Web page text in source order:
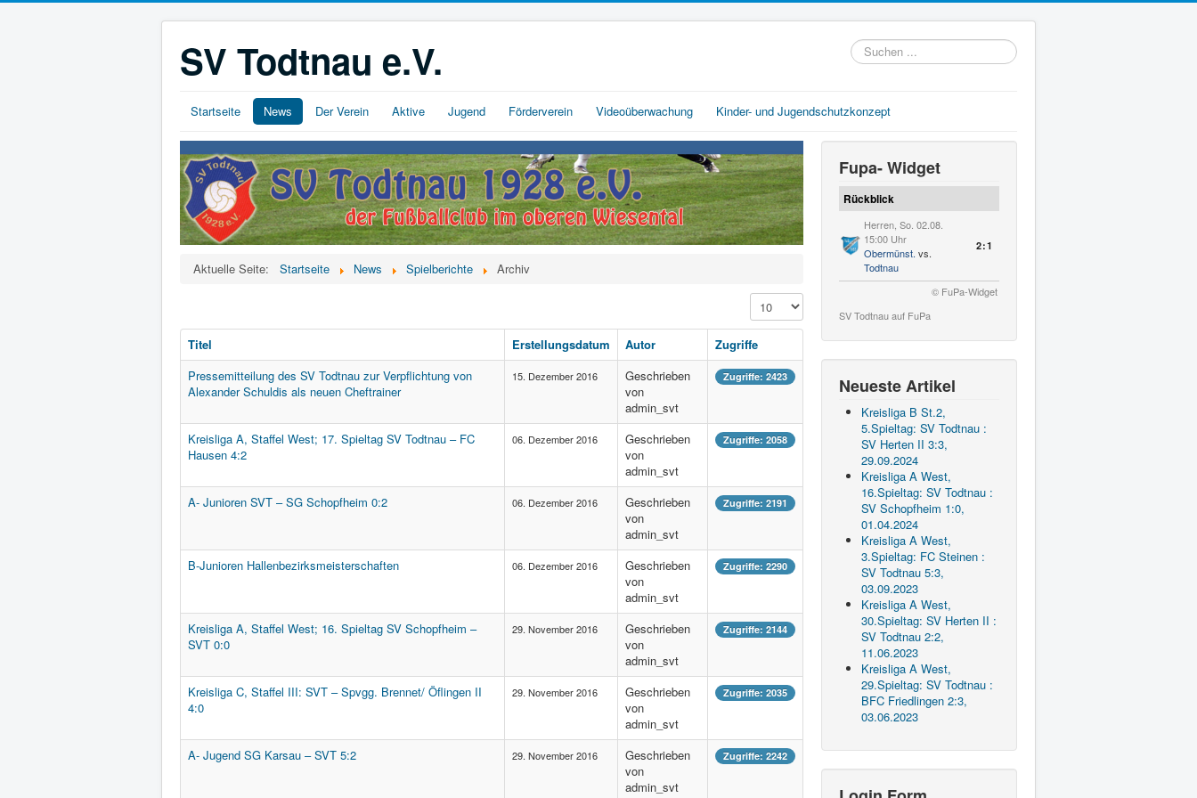
SV Todtnau e.V.
Suchen
...
Startseite News Der Verein Aktive Jugend Förderverein Videoüberwachung Kinder- und Jugendschutzkonzept
Aktuelle Seite: Startseite News Spielberichte
Archiv
Anzeige #
Titel Erstellungsdatum Autor
Zugriffe
Pressemitteilung des SV Todtnau zur Verpflichtung von
Alexander Schuldis als neuen Cheftrainer
15. Dezember 2016
Geschrieben
von
admin_svt
Zugriffe: 2423
Kreisliga A, Staffel West; 17. Spieltag SV Todtnau – FC
Hausen 4:2
06. Dezember 2016
Geschrieben
von
admin_svt
Zugriffe: 2058
A- Junioren SVT – SG Schopfheim 0:2 06. Dezember 2016
Geschrieben
von
admin_svt
Zugriffe: 2191
B-Junioren Hallenbezirksmeisterschaften 06. Dezember 2016
Geschrieben
von
admin_svt
Zugriffe: 2290
Kreisliga A, Staffel West; 16. Spieltag SV Schopfheim –
SVT 0:0
29. November 2016
Geschrieben
von
admin_svt
Zugriffe: 2144
Kreisliga C, Staffel III: SVT – Spvgg. Brennet/ Öflingen II
4:0
29. November 2016
Geschrieben
von
admin_svt
Zugriffe: 2035
A- Jugend SG Karsau – SVT 5:2 29. November 2016
Geschrieben
von
admin_svt
Zugriffe: 2242
Fupa- Widget
Rückblick
Herren, So. 02.08.
15:00 Uhr
Obermünst. vs.
Todtnau
2:1
© FuPa-Widget
SV Todtnau auf FuPa
Neueste Artikel
Kreisliga B St.2,
5.Spieltag: SV Todtnau :
SV Herten II 3:3,
29.09.2024
Kreisliga A West,
16.Spieltag: SV Todtnau :
SV Schopfheim 1:0,
01.04.2024
Kreisliga A West,
3.Spieltag: FC Steinen :
SV Todtnau 5:3,
03.09.2023
Kreisliga A West,
30.Spieltag: SV Herten II :
SV Todtnau 2:2,
11.06.2023
Kreisliga A West,
29.Spieltag: SV Todtnau :
BFC Friedlingen 2:3,
03.06.2023